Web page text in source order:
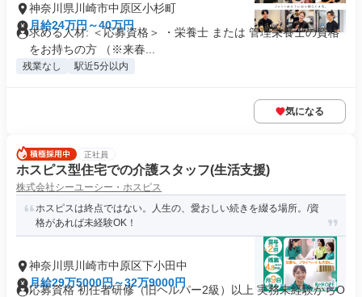
神奈川県川崎市中原区小杉町
月給24万円～40万円
求める人材: ＜応募資格＞ ・栄養士 または 管理栄養士の資格
をお持ちの方 （※来春...
残業なし 駅近5分以内
気になる
正社員
ホスピス型住宅での介護スタッフ(生活支援)
株式会社シーユーシー・ホスピス
ホスピスは終点ではない。人生の、愛おしい続きを綴る場所。/資
格があれば未経験OK！
神奈川県川崎市中原区下小田中
月給29万5000円～32万9000円
応募資格 初任者研修（旧ヘルパー2級）以上 実務未経験からO